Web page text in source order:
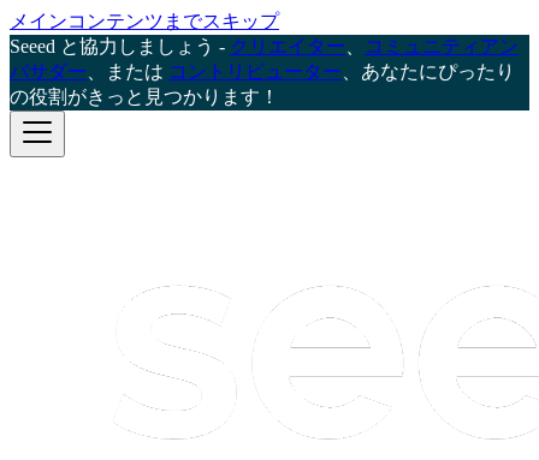
メインコンテンツまでスキップ
Seeed と協力しましょう - クリエイター
コミュニティアン
バサダー 、または コントリビューター 、あなたにぴったり
の役割がきっと見つかります！